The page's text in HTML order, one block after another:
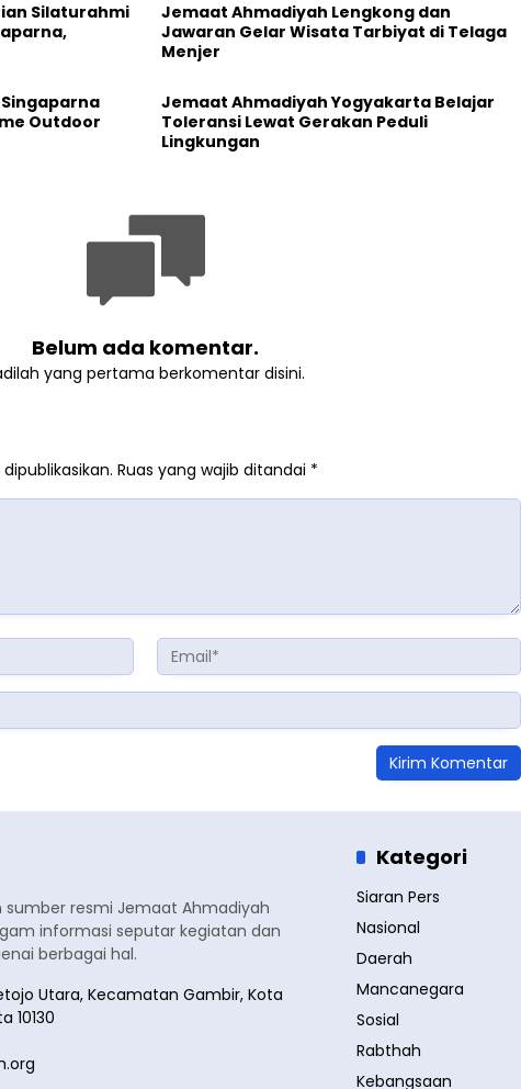
Silaturahmi
Jemaat Ahmadiyah Lengkong dan
Jawaran Gelar Wisata Tarbiyat di Telaga
Menjer
Lewat Game Outdoor
Jemaat Ahmadiyah Yogyakarta Belajar
Toleransi Lewat Gerakan Peduli
Lingkungan
Belum ada komentar.
yang pertama berkomentar disini.
Ruas yang wajib ditandai *
resmi Jemaat Ahmadiyah
informasi seputar kegiatan dan
berbagai hal.
Utara, Kecamatan Gambir, Kota
10130
Kategori
Siaran Pers
Nasional
Daerah
Mancanegara
Sosial
Rabthah
Kebangsaan